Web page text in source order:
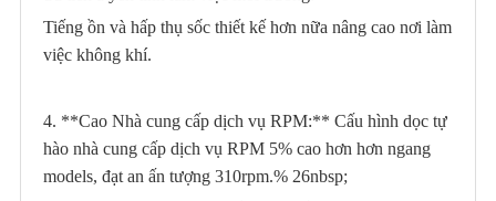
Tiếng ồn và hấp thụ sốc thiết kế hơn nữa nâng cao nơi làm
việc không khí.
4. **Cao Nhà cung cấp dịch vụ RPM:** Cấu hình dọc tự
hào nhà cung cấp dịch vụ RPM 5% cao hơn hơn ngang
models, đạt an ấn tượng 310rpm.% 26nbsp;